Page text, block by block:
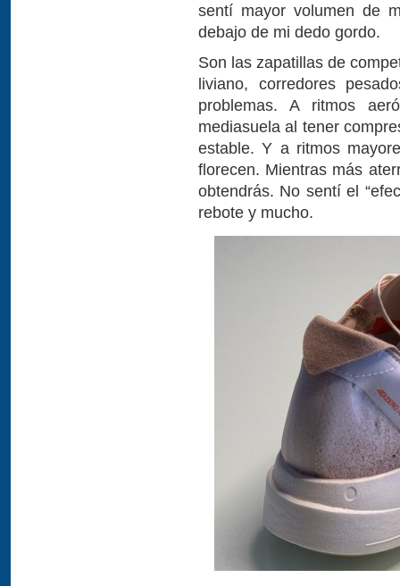
sentí mayor volumen de
debajo de mi dedo gordo.
Son las zapatillas de
liviano, corredores
problemas. A ritmos
mediasuela al tener
estable. Y a ritmos
florecen. Mientras más
obtendrás. No sentí el
rebote y mucho.